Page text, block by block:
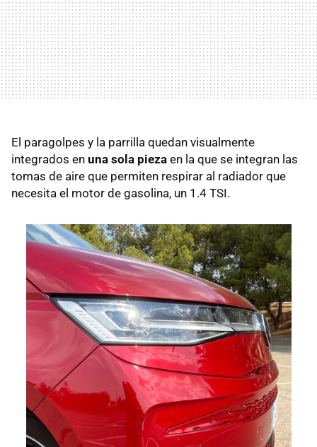
El paragolpes y la parrilla quedan visualmente
integrados en una sola pieza en la que se integran las
tomas de aire que permiten respirar al radiador que
necesita el motor de gasolina, un 1.4 TSI.